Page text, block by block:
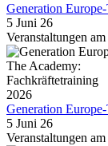
Generation
5 Juni 26
Veranstaltungen
Generation
5 Juni 26
Veranstaltungen